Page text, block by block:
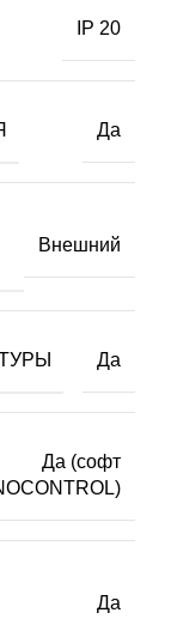
IP 20
Да
Внешний
Да
Да (софт
Да